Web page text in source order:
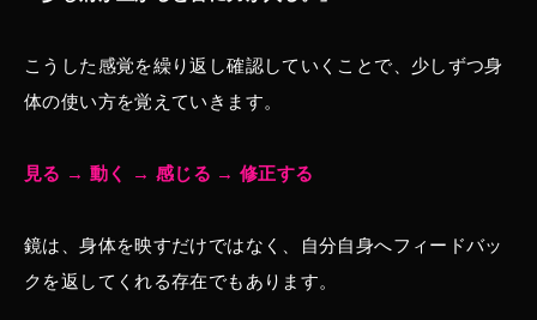
こうした感覚を繰り返し確認していくことで、少しずつ身
体の使い方を覚えていきます。
見る → 動く → 感じる → 修正する
鏡は、身体を映すだけではなく、自分自身へフィードバッ
クを返してくれる存在でもあります。